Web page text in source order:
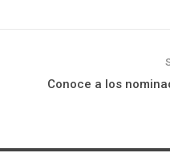
Conoce a los